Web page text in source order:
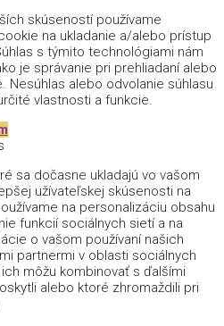
skúseností používame
na ukladanie a/alebo prístup
s týmito technológiami nám
je správanie pri prehliadaní alebo
Nesúhlas alebo odvolanie súhlasu
vlastnosti a funkcie.
sa dočasne ukladajú vo vašom
užívateľskej skúsenosti na
na personalizáciu obsahu
funkcií sociálnych sietí a na
o vašom používaní našich
partnermi v oblasti sociálnych
môžu kombinovať s ďalšími
alebo ktoré zhromaždili pri